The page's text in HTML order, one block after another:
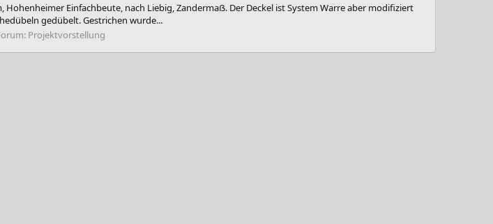
Einfachbeute, nach Liebig, Zandermaẞ. Der Deckel ist System Warre aber modifiziert
gedübelt. Gestrichen wurde...
Projektvorstellung